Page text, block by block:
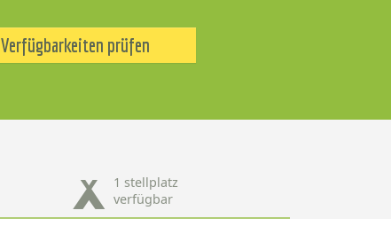
Verfügbarkeiten prüfen
1 stellplatz
verfügbar